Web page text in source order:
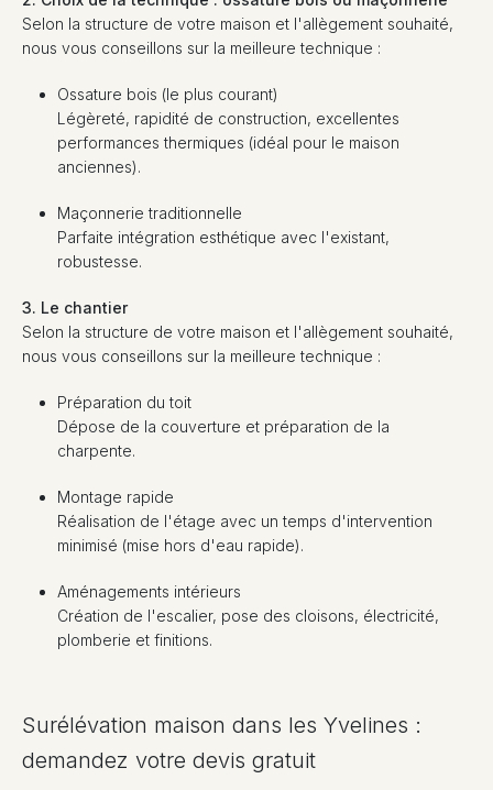
Selon la structure de votre maison et l'allègement souhaité,
nous vous conseillons sur la meilleure technique :
Ossature bois (le plus courant)
Légèreté, rapidité de construction, excellentes
performances thermiques (idéal pour le maison
anciennes).
Maçonnerie traditionnelle
Parfaite intégration esthétique avec l'existant,
robustesse.
3. Le chantier
Selon la structure de votre maison et l'allègement souhaité,
nous vous conseillons sur la meilleure technique :
Préparation du toit
Dépose de la couverture et préparation de la
charpente.
Montage rapide
Réalisation de l'étage avec un temps d'intervention
minimisé (mise hors d'eau rapide).
Aménagements intérieurs
Création de l'escalier, pose des cloisons, électricité,
plomberie et finitions.
Surélévation maison dans les Yvelines :
demandez votre devis gratuit